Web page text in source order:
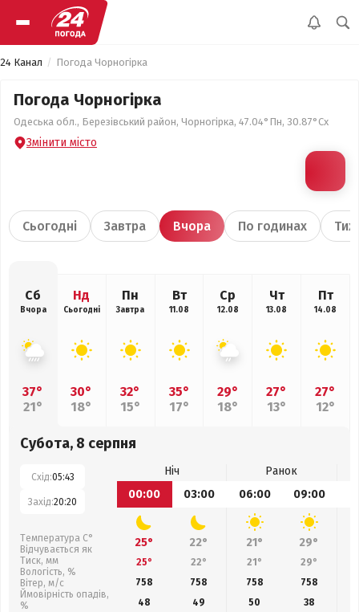
24 Канал Погода Чорногірка
Погода Чорногірка
Одеська обл., Березівський район, Чорногірка, 47.04°Пн, 30.87°Сх
Змінити місто
Сьогодні Завтра Вчора По годинах
Сб
Вчора
37°
21°
Нд
Сьогодні
30°
18°
Пн
Завтра
32°
15°
Вт
11.08
35°
17°
Ср
12.08
29°
18°
Чт
13.08
27°
13°
Пт
14.08
27°
12°
Субота, 8 серпня
Схід:05:43
Захід:20:20
Температура С°
Відчувається як
Тиск, мм
Вологість, %
Вітер, м/с
Ймовірність опадів,
%
Ніч
Ранок
00:00
03:00 06:00 09:00
25° 22° 21° 29°
25° 22° 21° 29°
758
758 758 758
48
49 50 38